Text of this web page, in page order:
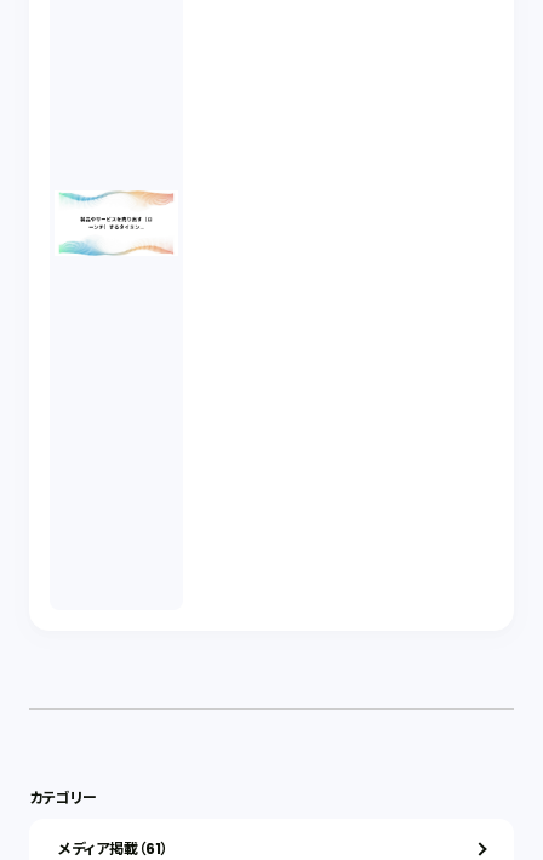
カテゴリー
メディア掲載（61）